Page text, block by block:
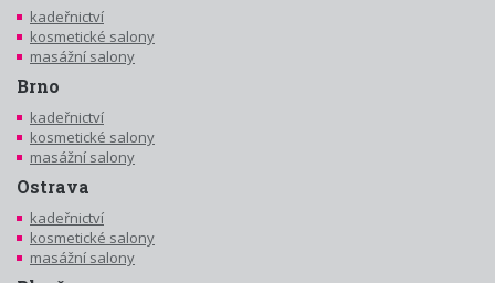
kadeřnictví
kosmetické salony
masážní salony
Brno
kadeřnictví
kosmetické salony
masážní salony
Ostrava
kadeřnictví
kosmetické salony
masážní salony